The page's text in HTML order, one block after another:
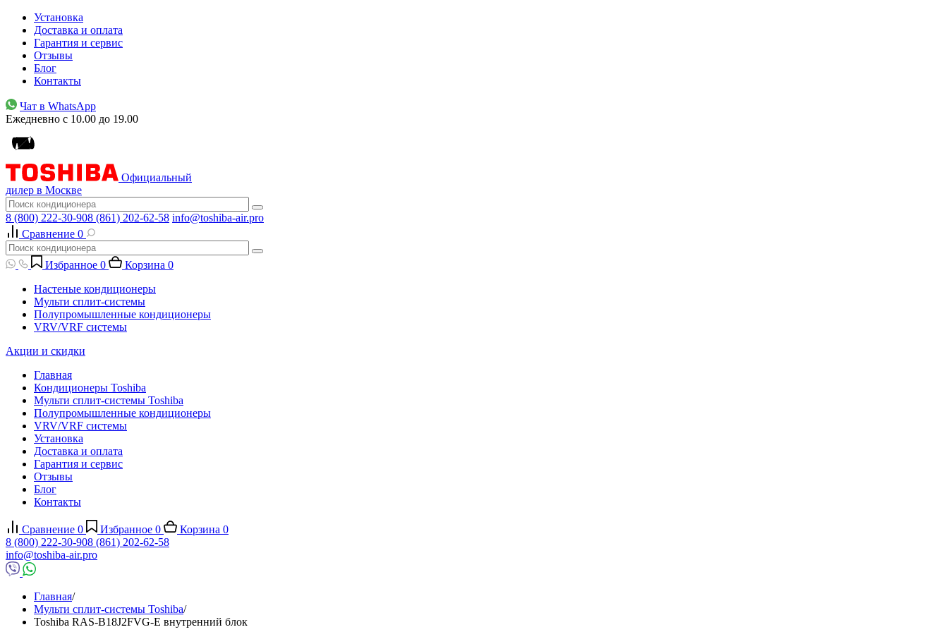
Установка
Доставка и оплата
Гарантия и сервис
Отзывы
Блог
Контакты
Чат в WhatsApp
Ежедневно с 10.00 до 19.00
Официальный
дилер в Москве
8 (800) 222-30-908 (861) 202-62-58 info@toshiba-air.pro
Сравнение 0
Избранное 0 Корзина 0
Настеные кондиционеры
Мульти сплит-системы
Полупромышленные кондиционеры
VRV/VRF системы
Акции и скидки
Главная
Кондиционеры Toshiba
Мульти сплит-системы Toshiba
Полупромышленные кондиционеры
VRV/VRF системы
Установка
Доставка и оплата
Гарантия и сервис
Отзывы
Блог
Контакты
Сравнение 0 Избранное 0 Корзина 0
8 (800) 222-30-908 (861) 202-62-58
info@toshiba-air.pro
Главная/
Мульти сплит-системы Toshiba/
Toshiba RAS-B18J2FVG-E внутренний блок